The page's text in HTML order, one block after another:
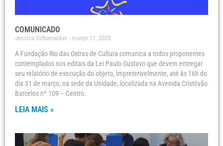
COMUNICADO
Jessica Schumacker março 11, 2025
A Fundação Rio das Ostras de Cultura comunica a todos proponentes
contemplados nos editais da Lei Paulo Gustavo que devem entregar
seu relatório de execução do objeto, impreterivelmente, até às 16h do
dia 31 de março, na sede da Unidade, localizada na Avenida Cristóvão
Barcelos nº 109 – Centro.
LEIA MAIS »